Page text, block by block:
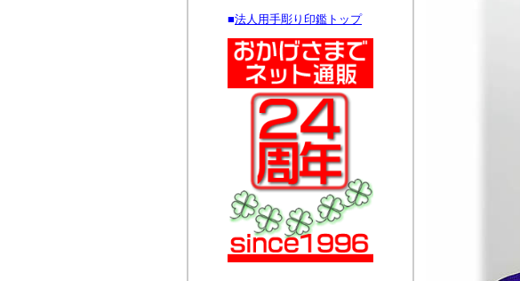
■法人用手彫り印鑑トップ